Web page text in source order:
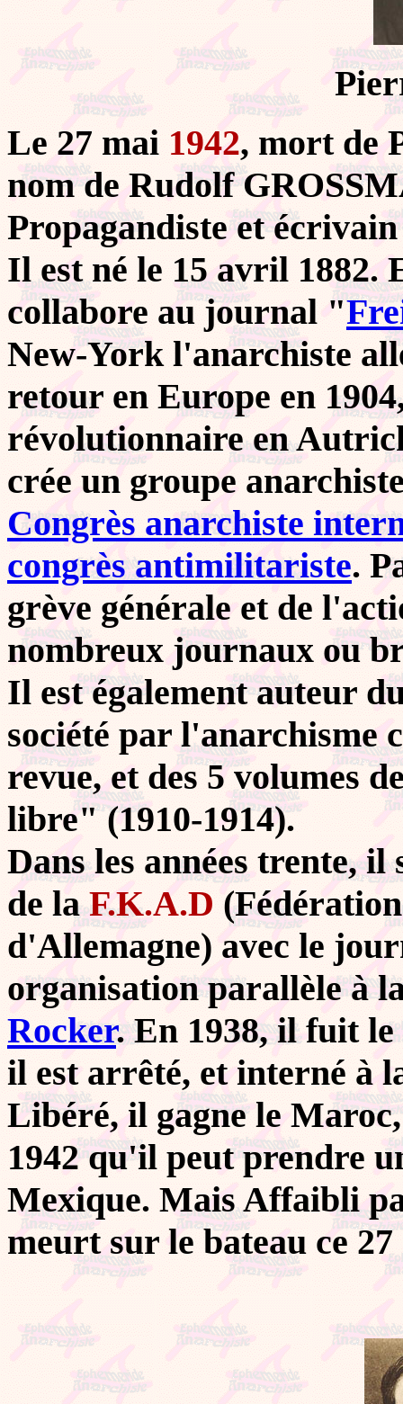
Le 27 mai 1942, mort de
nom de Rudolf
Propagandiste et
Il est né le 15 avril 1882.
collabore au journal "
New-York l'anarchiste
retour en Europe en
révolutionnaire en
crée un groupe
Congrès anarchiste
congrès antimilitariste.
grève générale et de
nombreux journaux ou
Il est également auteur
société par l'anarchisme
revue, et des 5 volumes
libre" (1910-1914).
Dans les années trente,
de laF.K.A.D
d'Allemagne) avec le
organisation parallèle à
Rocker. En 1938, il fuit
il est arrêté, et interné à
Libéré, il gagne le
1942 qu'il peut prendre
Mexique. Mais Affaibli
meurt sur le bateau ce 27